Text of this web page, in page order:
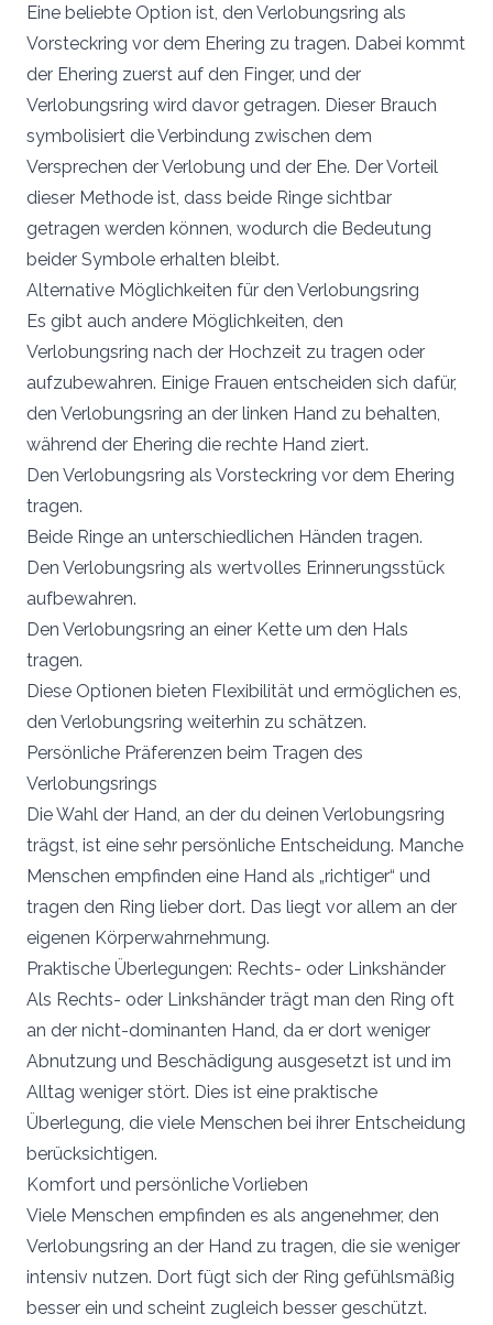
Eine beliebte Option ist, den Verlobungsring als
Vorsteckring vor dem Ehering zu tragen. Dabei kommt
der Ehering zuerst auf den Finger, und der
Verlobungsring wird davor getragen. Dieser Brauch
symbolisiert die Verbindung zwischen dem
Versprechen der Verlobung und der Ehe. Der Vorteil
dieser Methode ist, dass beide Ringe sichtbar
getragen werden können, wodurch die Bedeutung
beider Symbole erhalten bleibt.
Alternative Möglichkeiten für den Verlobungsring
Es gibt auch andere Möglichkeiten, den
Verlobungsring nach der Hochzeit zu tragen oder
aufzubewahren. Einige Frauen entscheiden sich dafür,
den Verlobungsring an der linken Hand zu behalten,
während der Ehering die rechte Hand ziert.
Den Verlobungsring als Vorsteckring vor dem Ehering
tragen.
Beide Ringe an unterschiedlichen Händen tragen.
Den Verlobungsring als wertvolles Erinnerungsstück
aufbewahren.
Den Verlobungsring an einer Kette um den Hals
tragen.
Diese Optionen bieten Flexibilität und ermöglichen es,
den Verlobungsring weiterhin zu schätzen.
Persönliche Präferenzen beim Tragen des
Verlobungsrings
Die Wahl der Hand, an der du deinen Verlobungsring
trägst, ist eine sehr persönliche Entscheidung. Manche
Menschen empfinden eine Hand als „richtiger“ und
tragen den Ring lieber dort. Das liegt vor allem an der
eigenen Körperwahrnehmung.
Praktische Überlegungen: Rechts- oder Linkshänder
Als Rechts- oder Linkshänder trägt man den Ring oft
an der nicht-dominanten Hand, da er dort weniger
Abnutzung und Beschädigung ausgesetzt ist und im
Alltag weniger stört. Dies ist eine praktische
Überlegung, die viele Menschen bei ihrer Entscheidung
berücksichtigen.
Komfort und persönliche Vorlieben
Viele Menschen empfinden es als angenehmer, den
Verlobungsring an der Hand zu tragen, die sie weniger
intensiv nutzen. Dort fügt sich der Ring gefühlsmäßig
besser ein und scheint zugleich besser geschützt.